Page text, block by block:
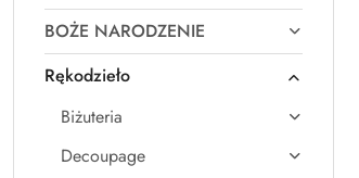
BOŻE NARODZENIE
Rękodzieło
Biżuteria
Decoupage